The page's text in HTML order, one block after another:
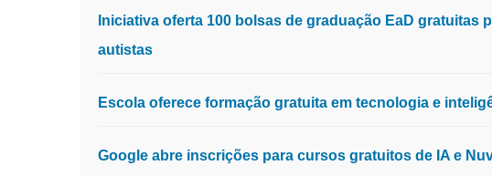
Iniciativa oferta 100 bolsas de graduação EaD gratuitas
autistas
Escola oferece formação gratuita em tecnologia e
Google abre inscrições para cursos gratuitos de IA e